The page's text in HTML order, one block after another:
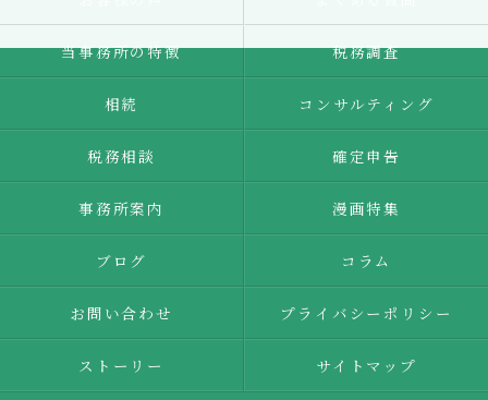
当事務所の特徴 税務調査
相続 コンサルティング
税務相談 確定申告
事務所案内 漫画特集
ブログ コラム
お問い合わせ プライバシーポリシー
ストーリー サイトマップ